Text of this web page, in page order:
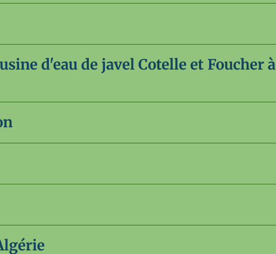
d'eau de javel Cotelle et Foucher à